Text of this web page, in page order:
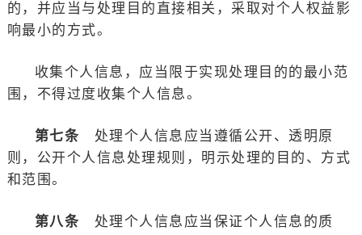
的，并应当与处理目的直接相关，采取对个人权益影
响最小的方式。
收集个人信息，应当限于实现处理目的的最小范
围，不得过度收集个人信息。
第七条 处理个人信息应当遵循公开、透明原
则，公开个人信息处理规则，明示处理的目的、方式
和范围。
第八条 处理个人信息应当保证个人信息的质